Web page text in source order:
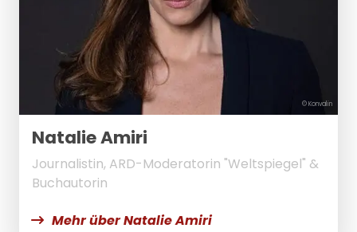
© Konvalin
Natalie Amiri
Journalistin, ARD-Moderatorin "Weltspiegel" &
Buchautorin
Mehr über Natalie Amiri